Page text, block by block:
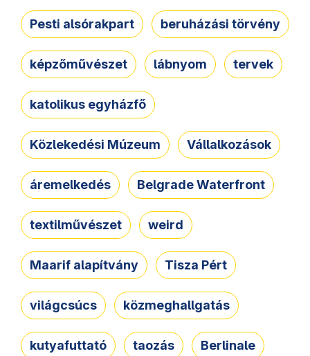
Pesti alsórakpart beruházási törvény
képzőművészet lábnyom tervek
katolikus egyházfő
Közlekedési Múzeum Vállalkozások
áremelkedés Belgrade Waterfront
textilművészet weird
Maarif alapítvány Tisza Pért
világcsúcs közmeghallgatás
kutyafuttató taozás Berlinale